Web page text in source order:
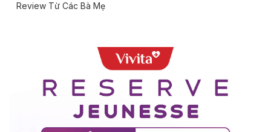
Review Từ Các Bà Mẹ